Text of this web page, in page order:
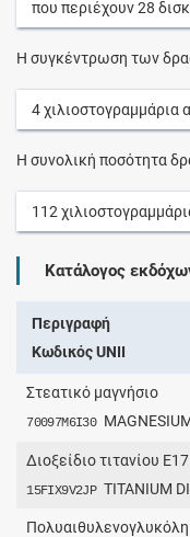
που περιέχουν28
Η συγκέντρωση των
4χιλιοστογραμμάρια
Η συνολική ποσότητα
112
Κατάλογος
Περιγραφή
Κωδικός UNII
Στεατικό μαγνήσιο
70097M6I30
Διοξείδιο τιτανίου
15FIX9V2JP TITANIUM